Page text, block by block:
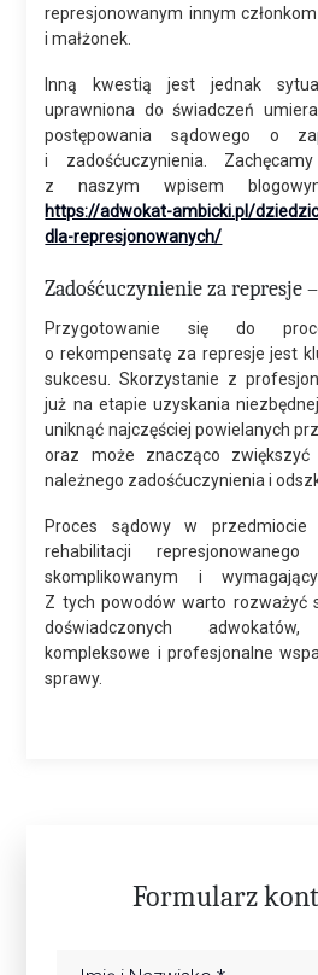
represjonowanym innym
i małżonek.
Inną kwestią jest jednak
uprawniona do świadczeń
postępowania sądowego o
i zadośćuczynienia.
z naszym wpisem
https://adwokat-ambicki.pl/
dla-represjonowanych/
Zadośćuczynienie za represje
Przygotowanie się do
o rekompensatę za represje jest
sukcesu. Skorzystanie z
już na etapie uzyskania
uniknąć najczęściej powielanych
oraz może znacząco
należnego zadośćuczynienia i
Proces sądowy w przedmiocie
rehabilitacji
skomplikowanym i
Z tych powodów warto rozważyć
doświadczonych
kompleksowe i profesjonalne
sprawy.
Formularz